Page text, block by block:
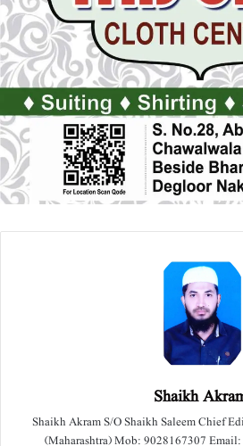
Shaikh
Shaikh Akram S/O Shaikh Saleem Chief
(Maharashtra) Mob: 9028167307